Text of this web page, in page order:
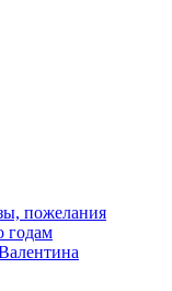
пожелания
годам